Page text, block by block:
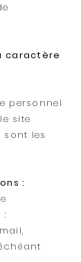
caractère
personnel
site
sont les
:
: